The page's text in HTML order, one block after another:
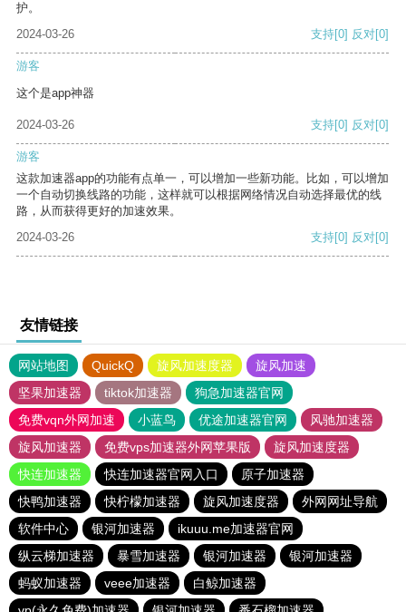
护。
2024-03-26
支持[0] 反对[0]
游客
这个是app神器
2024-03-26 支持[0] 反对[0]
游客
这款加速器app的功能有点单一，可以增加一些新功能。比如，可以增加
一个自动切换线路的功能，这样就可以根据网络情况自动选择最优的线
路，从而获得更好的加速效果。
2024-03-26
支持[0] 反对[0]
友情链接
网站地图 QuickQ 旋风加速度器
旋风加速
坚果加速器
tiktok加速器
狗急加速器官网
免费vqn外网加速
小蓝鸟 优途加速器官网
风驰加速器
旋风加速器
免费vps加速器外网苹果版
旋风加速度器
快连加速器
快连加速器官网入口
原子加速器
快鸭加速器
快柠檬加速器 旋风加速度器
外网网址导航
软件中心
银河加速器
ikuuu.me加速器官网
纵云梯加速器
暴雪加速器 银河加速器
银河加速器
蚂蚁加速器
veee加速器
白鲸加速器